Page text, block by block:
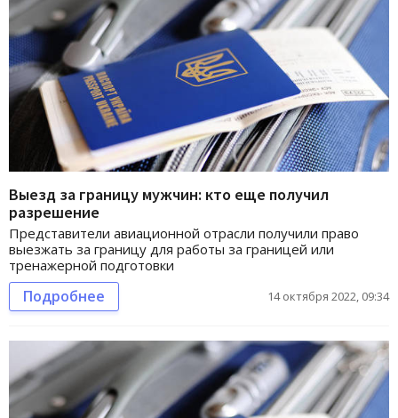
Выезд за границу мужчин: кто еще получил
разрешение
Представители авиационной отрасли получили право
выезжать за границу для работы за границей или
тренажерной подготовки
Подробнее 14 октября 2022, 09:34